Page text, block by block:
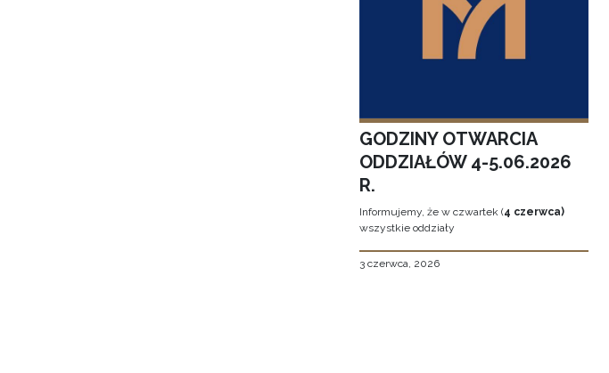
GODZINY OTWARCIA
ODDZIAŁÓW 4-5.06.2026
R.
Informujemy, że w czwartek (4 czerwca)
wszystkie oddziały
3 czerwca, 2026